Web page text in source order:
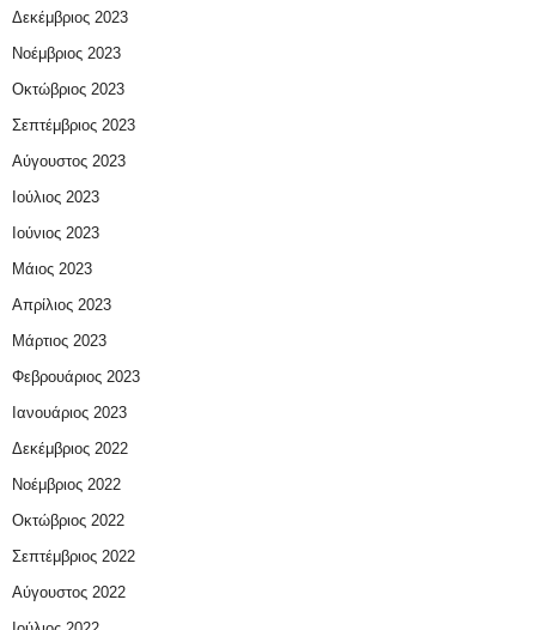
Δεκέμβριος 2023
Νοέμβριος 2023
Οκτώβριος 2023
Σεπτέμβριος 2023
Αύγουστος 2023
Ιούλιος 2023
Ιούνιος 2023
Μάιος 2023
Απρίλιος 2023
Μάρτιος 2023
Φεβρουάριος 2023
Ιανουάριος 2023
Δεκέμβριος 2022
Νοέμβριος 2022
Οκτώβριος 2022
Σεπτέμβριος 2022
Αύγουστος 2022